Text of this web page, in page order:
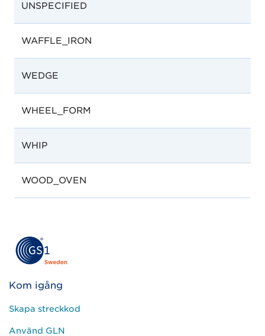
UNSPECIFIED
WAFFLE_IRON
WEDGE
WHEEL_FORM
WHIP
WOOD_OVEN
Kom igång
Skapa streckkod
Använd GLN